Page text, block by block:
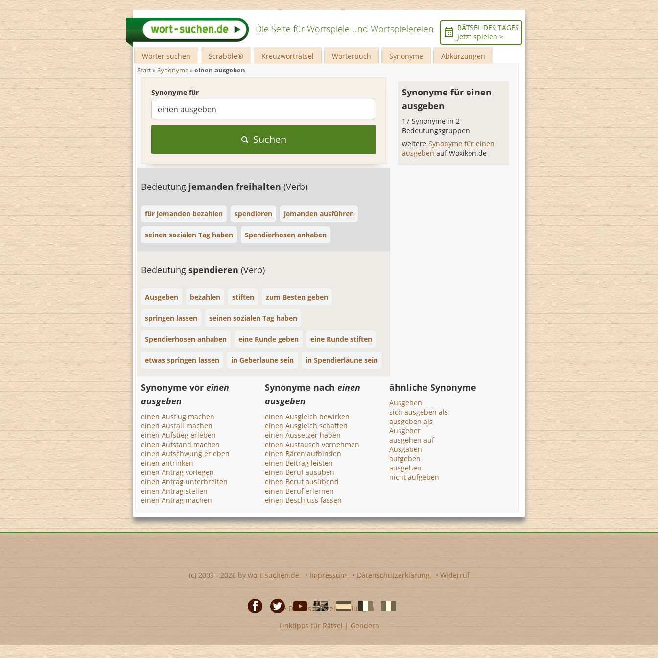
Die Seite für Wortspiele und Wortspielereien
RÄTSEL DES TAGES
Jetzt spielen >
Wörter suchen Scrabble® Kreuzworträtsel Wörterbuch Synonyme Abkürzungen
Start»Synonyme»einen ausgeben
Synonyme für
Suchen
Bedeutung jemanden freihalten (Verb)
für jemanden bezahlen spendieren jemanden ausführen
seinen sozialen Tag haben Spendierhosen anhaben
Bedeutung spendieren (Verb)
Ausgeben bezahlen stiften zum Besten geben
springen lassen seinen sozialen Tag haben
Spendierhosen anhaben eine Runde geben eine Runde stiften
etwas springen lassen in Geberlaune sein in Spendierlaune sein
Synonyme für einen
ausgeben
17 Synonyme in 2
Bedeutungsgruppen
weitereSynonyme für einen
ausgebenauf Woxikon.de
Synonyme vor einen
ausgeben
einen Ausflug machen
einen Ausfall machen
einen Aufstieg erleben
einen Aufstand machen
einen Aufschwung erleben
einen antrinken
einen Antrag vorlegen
einen Antrag unterbreiten
einen Antrag stellen
einen Antrag machen
Synonyme nacheinen
ausgeben
einen Ausgleich bewirken
einen Ausgleich schaffen
einen Aussetzer haben
einen Austausch vornehmen
einen Bären aufbinden
einen Beitrag leisten
einen Beruf ausüben
einen Beruf ausübend
einen Beruf erlernen
einen Beschluss fassen
ähnliche Synonyme
Ausgeben
sich ausgeben als
ausgeben als
Ausgeber
ausgehen auf
Ausgaben
aufgeben
ausgehen
nicht aufgeben
(c) 2009 - 2026 by wort-suchen.de • Impressum • Datenschutzerklärung • Widerruf
• Datenschutzeinstellungen
TwitterYoutubeEnglische
wort-
Spanische
wort-
französiche
Kreuzworträtsel-
italienische
Kreuzworträtsel-
Linktipps für Rätsel | Gendern